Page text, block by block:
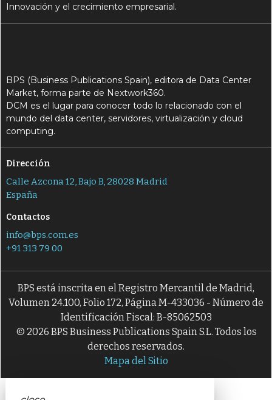
Innovación y el crecimiento empresarial.
BPS (Business Publications Spain), editora de Data Center
Market, forma parte de Nextwork360.
DCM es el lugar para conocer todo lo relacionado con el
mundo del data center, servidores, virtualización y cloud
computing.
Dirección
Calle Azcona 12, Bajo B, 28028 Madrid
España
Contactos
info@bps.com.es
+91 313 79 00
BPS está inscrita en el Registro Mercantil de Madrid,
Volumen 24.100, Folio 172, Página M-433036 - Número de
Identificación Fiscal: B-85062503
© 2026 BPS Business Publications Spain S.L. Todos los
derechos reservados.
Mapa del Sitio